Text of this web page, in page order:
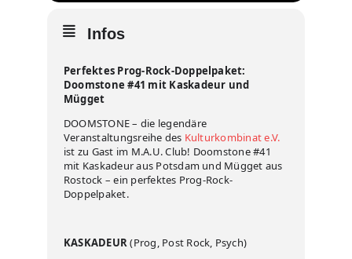
Infos
Perfektes Prog-Rock-Doppelpaket:
Doomstone #41 mit Kaskadeur und
Mügget
DOOMSTONE – die legendäre
Veranstaltungsreihe des Kulturkombinat e.V.
ist zu Gast im M.A.U. Club! Doomstone #41
mit Kaskadeur aus Potsdam und Mügget aus
Rostock – ein perfektes Prog-Rock-
Doppelpaket.
KASKADEUR(Prog, Post Rock, Psych)